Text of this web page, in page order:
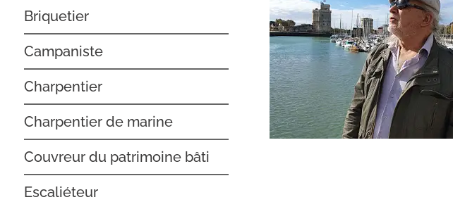
Briquetier
Campaniste
Charpentier
Charpentier de marine
Couvreur du patrimoine bâti
Escaliéteur